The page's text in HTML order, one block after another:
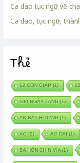
Ca dao tục ngữ về
Ca dao, tục ngữ,
Thẻ
12 CON GIÁP (1)
100 NGÀY TANG (1)
AN BÁT HƯƠNG (1)
AO (2) AO DẠI (1)
BA HỒN CHÍN VÍA(1)